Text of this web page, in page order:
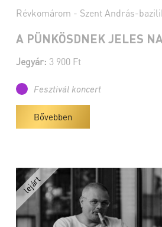
Révkomárom - Szent András-
A PÜNKÖSDNEK JELES
Jegyár: 3 900 Ft
Fesztivál koncert
Bővebben